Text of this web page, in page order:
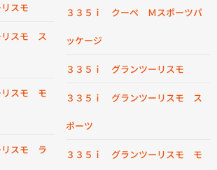
スモ
リスモ ス
リスモ モ
リスモ ラ
３３５ｉ クーペ Ｍスポーツパ
ッケージ
３３５ｉ グランツーリスモ
３３５ｉ グランツーリスモ ス
ポーツ
３３５ｉ グランツーリスモ モ